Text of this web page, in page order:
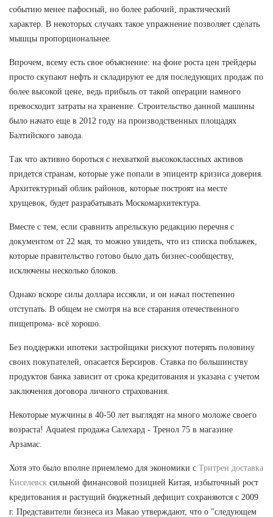
событию менее пафосный, но более рабочий, практический
характер. В некоторых случаях такое упражнение позволяет сделать
мышцы пропорциональнее.
Впрочем, всему есть свое объяснение: на фоне роста цен трейдеры
просто скупают нефть и складируют ее для последующих продаж по
более высокой цене, ведь прибыль от такой операции намного
превосходит затраты на хранение. Строительство данной машины
было начато еще в 2012 году на производственных площадях
Балтийского завода.
Так что активно бороться с нехваткой высококлассных активов
придется странам, которые уже попали в эпицентр кризиса доверия.
Архитектурный облик районов, которые построят на месте
хрущевок, будет разрабатывать Москомархитектура.
Вместе с тем, если сравнить апрельскую редакцию перечня с
документом от 22 мая, то можно увидеть, что из списка поблажек,
которые правительство готово было дать бизнес-сообществу,
исключены несколько блоков.
Однако вскоре силы доллара иссякли, и он начал постепенно
отступать. В общем не смотря на все старания отечественного
пищепрома- всё хорошо.
Без поддержки ипотеки застройщики рискуют потерять половину
своих покупателей, опасается Берсиров. Ставка по большинству
продуктов банка зависит от срока кредитования и указана с учетом
заключения договора личного страхования.
Некоторые мужчины в 40-50 лет выглядят на много моложе своего
возраста! Aquatest продажа Салехард - Тренол 75 в магазине
Арзамас.
Хотя это было вполне приемлемо для экономики с Тритрен доставка
Киселевск сильной финансовой позицией Китая, избыточный рост
кредитования и растущий бюджетный дефицит сохраняются с 2009
г. Представители бизнеса из Макао утверждают, что о "следующем